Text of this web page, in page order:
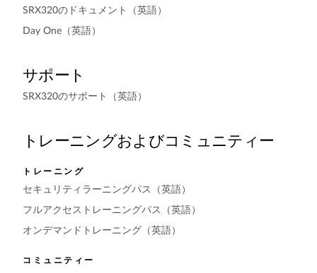
SRX320のドキュメント（英語）
Day One（英語）
サポート
SRX320のサポート（英語）
トレーニングおよびコミュニティー
トレーニング
セキュリティラーニングパス（英語）
フルアクセストレーニングパス（英語）
オンデマンドトレーニング（英語）
コミュニティー